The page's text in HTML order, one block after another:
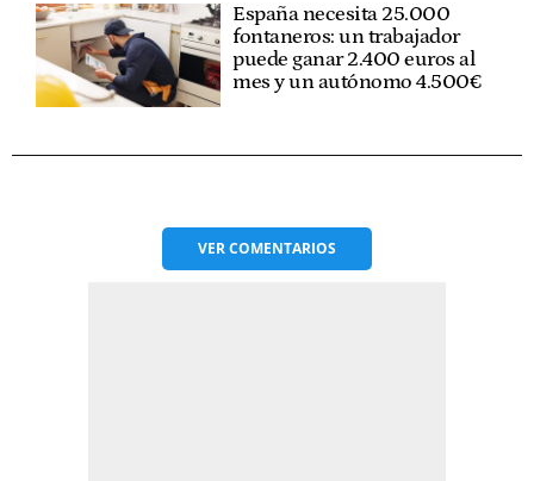
España necesita 25.000
fontaneros: un trabajador
puede ganar 2.400 euros al
mes y un autónomo 4.500€
VERCOMENTARIOS